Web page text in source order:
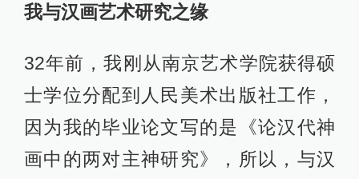
我与汉画艺术研究之缘
32年前，我刚从南京艺术学院获得硕
士学位分配到人民美术出版社工作，
因为我的毕业论文写的是《论汉代神
画中的两对主神研究》，所以，与汉